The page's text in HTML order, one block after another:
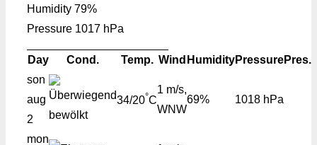
Humidity 79%
Pressure 1017 hPa
Day Cond. Temp. Wind HumidityPressurePres.
son
aug
2
34/20°C
1 m/s,
WNW
69% 1018 hPa
mon